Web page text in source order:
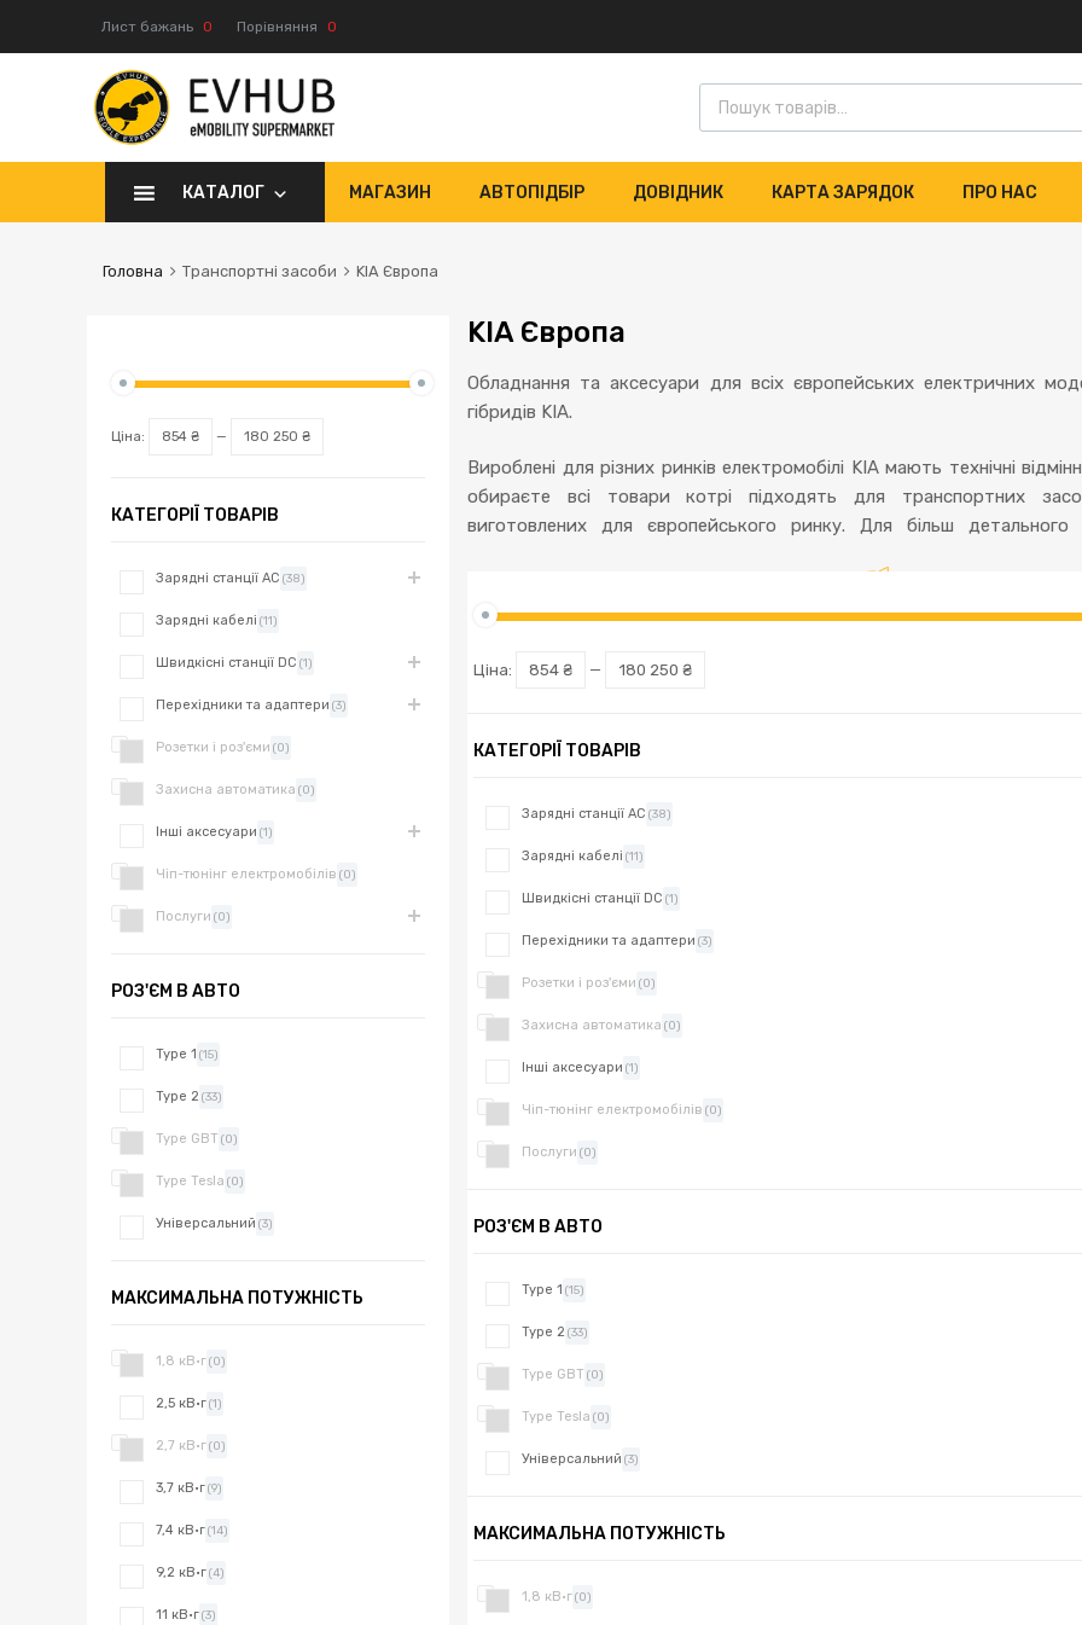
Лист бажань 0 Порівняння 0
КАТАЛОГ МАГАЗИН АВТОПІДБІР ДОВІДНИК КАРТА ЗАРЯДОК ПРО НАС
Головна Транспортні засоби KIA Європа
KIA Європа
Обладнання та аксесуари для всіх європейських електричних
гібридів KIA.
Вироблені для різних ринків електромобілі KIA мають технічні
обираєте всі товари котрі підходять для транспортних
виготовлених для європейського ринку. Для більш детального
Ціна: 854 ₴ — 180 250 ₴
КАТЕГОРІЇ ТОВАРІВ
Зарядні станції AC (38)
Зарядні кабелі (11)
Швидкісні станції DC (1)
Перехідники та адаптери (3)
Розетки і роз'єми (0)
Захисна автоматика (0)
Інші аксесуари (1)
Чіп-тюнінг електромобілів (0)
Послуги (0)
РОЗ'ЄМ В АВТО
Type 1 (15)
Type 2 (33)
Type GBT (0)
Type Tesla (0)
Універсальний (3)
МАКСИМАЛЬНА ПОТУЖНІСТЬ
1,8 кВ·г(0)
Ціна: 854 ₴ — 180 250 ₴
КАТЕГОРІЇ ТОВАРІВ
Зарядні станції AC (38)
Зарядні кабелі (11)
Швидкісні станції DC (1)
Перехідники та адаптери (3)
Розетки і роз'єми (0)
Захисна автоматика (0)
Інші аксесуари (1)
Чіп-тюнінг електромобілів (0)
Послуги (0)
РОЗ'ЄМ В АВТО
Type 1 (15)
Type 2 (33)
Type GBT (0)
Type Tesla (0)
Універсальний (3)
МАКСИМАЛЬНА ПОТУЖНІСТЬ
1,8 кВ·г(0)
2,5 кВ·г(1)
2,7 кВ·г(0)
3,7 кВ·г(9)
7,4 кВ·г(14)
9,2 кВ·г(4)
11 кВ·г(3)